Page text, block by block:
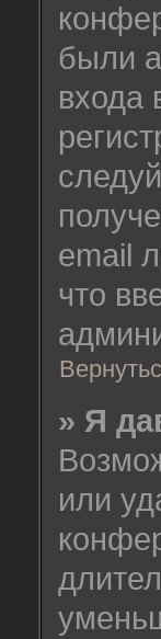
были
входа
email
что
» Я
или